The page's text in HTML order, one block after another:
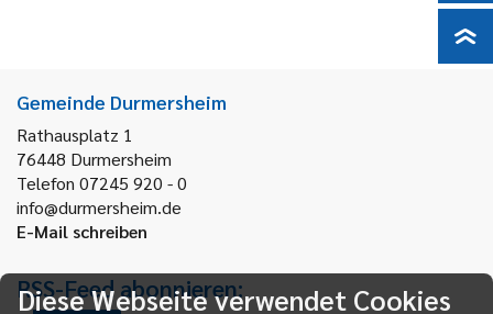
Gemeinde Durmersheim
Rathausplatz 1
76448 Durmersheim
Telefon 07245 920 - 0
info@durmersheim.de
E-Mail schreiben
RSS-Feed abonnieren:
Diese Webseite verwendet Cookies